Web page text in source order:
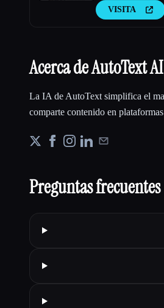
publica o programa
redes sociales.
VISITA
Acerca de AutoText AI
La IA de AutoText simplifica el
comparte contenido en
Preguntas frecuentes